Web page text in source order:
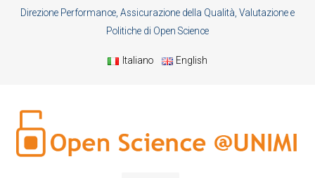
Direzione Performance, Assicurazione della Qualità, Valutazione e
Politiche di Open Science
Italiano English